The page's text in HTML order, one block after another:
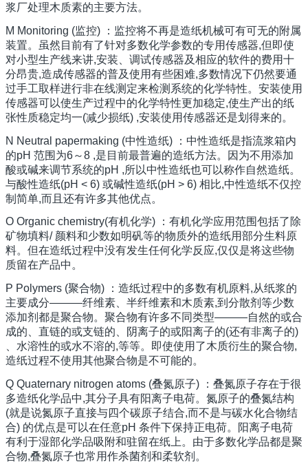
浆厂处理木质素的主要方法。
M Monitoring (监控) ：监控将不再是造纸机械可有可无的附属
装置。虽然目前有了针对多数化学参数的专用传感器,但即使
对小型生产线来讲,安装、调试传感器及相应的软件的费用十
分昂贵,造成传感器的普及使用有些困难,多数情况下仍然要通
过手工取样进行非在线测定来检测系统的化学特性。安装使用
传感器可以使生产过程中的化学特性更加稳定,使生产出的纸
张性质稳定均一(减少损纸) ,安装使用传感器还是划得来的。
N Neutral papermaking (中性造纸) ：中性造纸是指流浆箱内
的pH 范围为6～8 ,是目前最普遍的造纸方法。因为不用添加
酸或碱来调节系统的pH ,所以中性造纸也可以称作自然造纸。
与酸性造纸(pH < 6) 或碱性造纸(pH > 6) 相比,中性造纸不仅控
制简单,而且还有许多其他优点。
O Organic chemistry(有机化学) ：有机化学应用范围包括了除
矿物填料/ 颜料和少数如明矾等的物质外的造纸用部分生料原
料。但在造纸过程中没有发生任何化学反应,仅仅是将这些物
质留在产品中。
P Polymers (聚合物) ：造纸过程中的多数有机原料,从纸浆的
主要成分———纤维素、半纤维素和木质素,到分散剂等少数
添加剂都是聚合物。聚合物有许多不同类型———自然的或合
成的、直链的或支链的、阴离子的或阳离子的(还有非离子的)
、水溶性的或水不溶的,等等。即使使用了木质衍生的聚合物,
造纸过程不使用其他聚合物是不可能的。
Q Quaternary nitrogen atoms (叠氮原子) ：叠氮原子存在于很
多造纸化学品中,其分子具有阳离子电荷。氮原子的叠氮结构
(就是说氮原子直接与四个碳原子结合,而不是与碳水化合物结
合) 的优点是可以在任意pH 条件下保持正电荷。阳离子电荷
有利于湿部化学品吸附和驻留在纸上。由于多数化学品都是聚
合物,叠氮原子也常用作杀菌剂和柔软剂。